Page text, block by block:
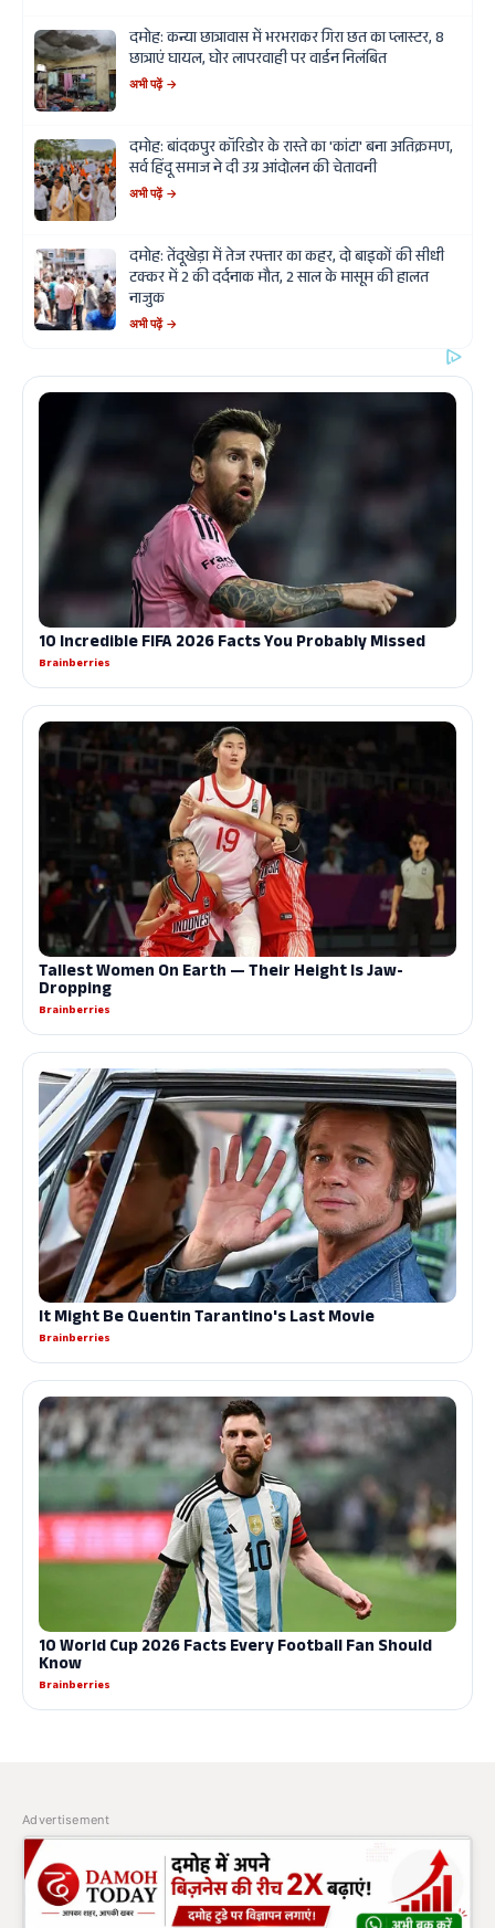
दमोह: कन्या छात्रावास में भरभराकर गिरा छत का प्लास्टर, 8
छात्राएं घायल, घोर लापरवाही पर वार्डन निलंबित
अभी पढ़ें →
दमोह: बांदकपुर कॉरिडोर के रास्ते का 'कांटा' बना अतिक्रमण,
सर्व हिंदू समाज ने दी उग्र आंदोलन की चेतावनी
अभी पढ़ें →
दमोह: तेंदूखेड़ा में तेज रफ्तार का कहर, दो बाइकों की सीधी
टक्कर में 2 की दर्दनाक मौत, 2 साल के मासूम की हालत
नाजुक
अभी पढ़ें →
Advertisement